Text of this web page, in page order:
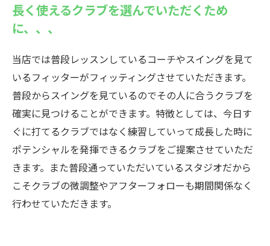
長く使えるクラブを選んでいただくため
に、、、
当店では普段レッスンしているコーチやスイングを見て
いるフィッターがフィッティングさせていただきます。
普段からスイングを見ているのでその人に合うクラブを
確実に見つけることができます。特徴としては、今日す
ぐに打てるクラブではなく練習していって成長した時に
ポテンシャルを発揮できるクラブをご提案させていただ
きます。また普段通っていただいているスタジオだから
こそクラブの微調整やアフターフォローも期間関係なく
行わせていただきます。